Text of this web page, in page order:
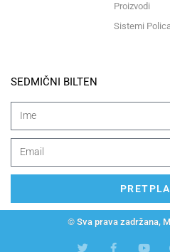
Proizvodi
Sistemi Polica
SEDMIČNI BILTEN
© Sva prava zadržana,